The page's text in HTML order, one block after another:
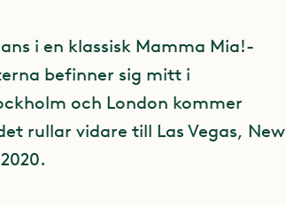
i en klassisk Mamma Mia!-
befinner sig mitt i
och London kommer
rullar vidare till Las Vegas, New